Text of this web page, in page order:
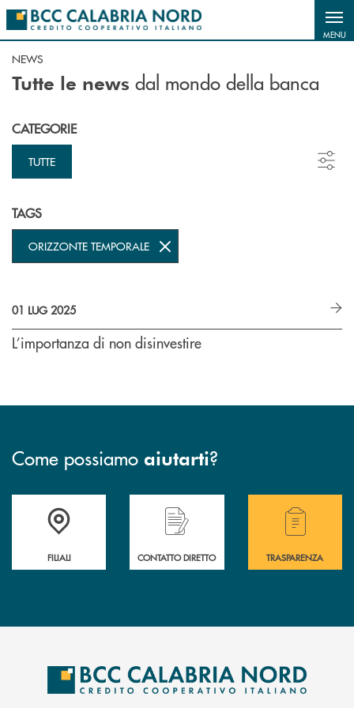
Salta al contenuto principale
MENU
NEWS
Tutte le news dal mondo della banca
CATEGORIE
TUTTE
TAGS
ORIZZONTE TEMPORALE
01 LUG 2025
L’importanza di non disinvestire
Come possiamo aiutarti?
Trova la filiale più vicina a te
FILIALI
Hai bisogno di assistenza immediata ?
CONTATTO DIRETTO
Hai bisogno di
TRASPARENZA